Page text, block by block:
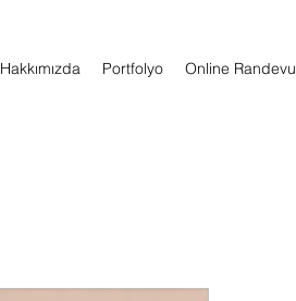
Hakkımızda Portfolyo Online Randevu